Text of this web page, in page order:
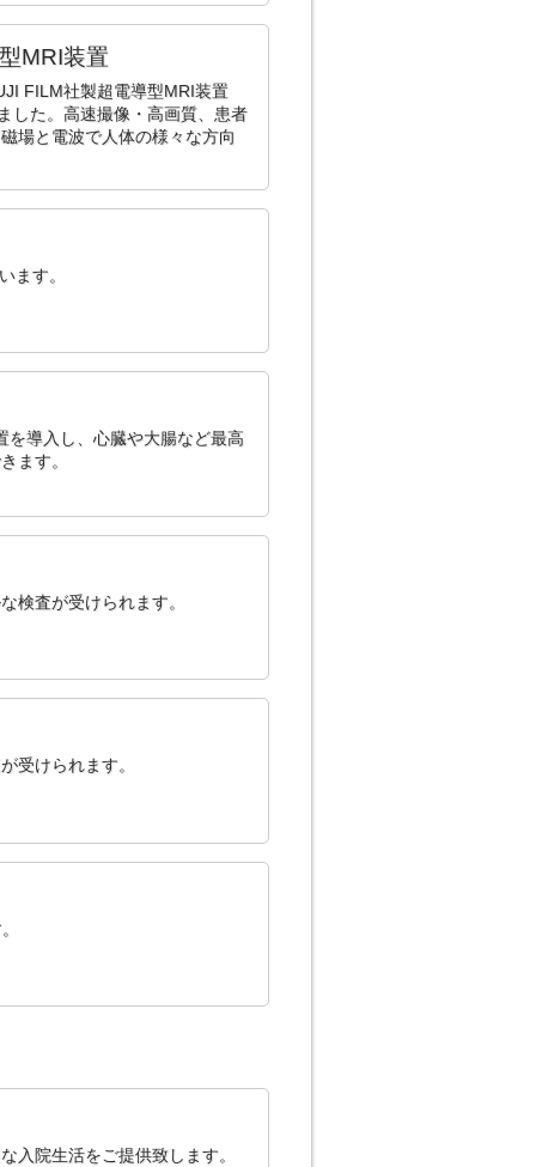
MRI装置
FILM社製超電導型MRI装置
した。高速撮像・高画質、患者
場と電波で人体の様々な方向
ます。
導入し、心臓や大腸など最高
ます。
検査が受けられます。
受けられます。
入院生活をご提供致します。